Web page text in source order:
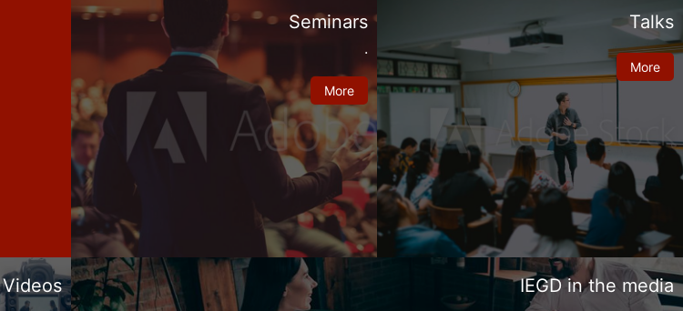
Seminars
.
More
Talks
More
Videos IEGD in the media